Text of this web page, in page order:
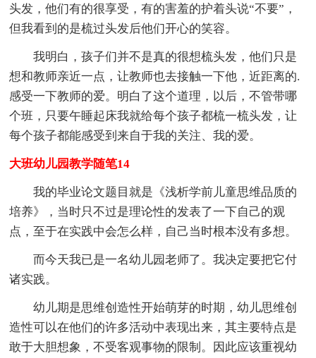
头发，他们有的很享受，有的害羞的护着头说“不要”，
但我看到的是梳过头发后他们开心的笑容。
我明白，孩子们并不是真的很想梳头发，他们只是
想和教师亲近一点，让教师也去接触一下他，近距离的.
感受一下教师的爱。明白了这个道理，以后，不管带哪
个班，只要午睡起床我就给每个孩子都梳一梳头发，让
每个孩子都能感受到来自于我的关注、我的爱。
大班幼儿园教学随笔14
我的毕业论文题目就是《浅析学前儿童思维品质的
培养》，当时只不过是理论性的发表了一下自己的观
点，至于在实践中会怎么样，自己当时根本没有多想。
而今天我已是一名幼儿园老师了。我决定要把它付
诸实践。
幼儿期是思维创造性开始萌芽的时期，幼儿思维创
造性可以在他们的许多活动中表现出来，其主要特点是
敢于大胆想象，不受客观事物的限制。因此应该重视幼